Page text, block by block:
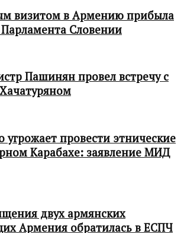
визитом в Армению прибыла
Словении
Пашинян провел встречу с
угрожает провести этнические
Карабахе: заявление МИД
двух армянских
Армения обратилась в ЕСПЧ